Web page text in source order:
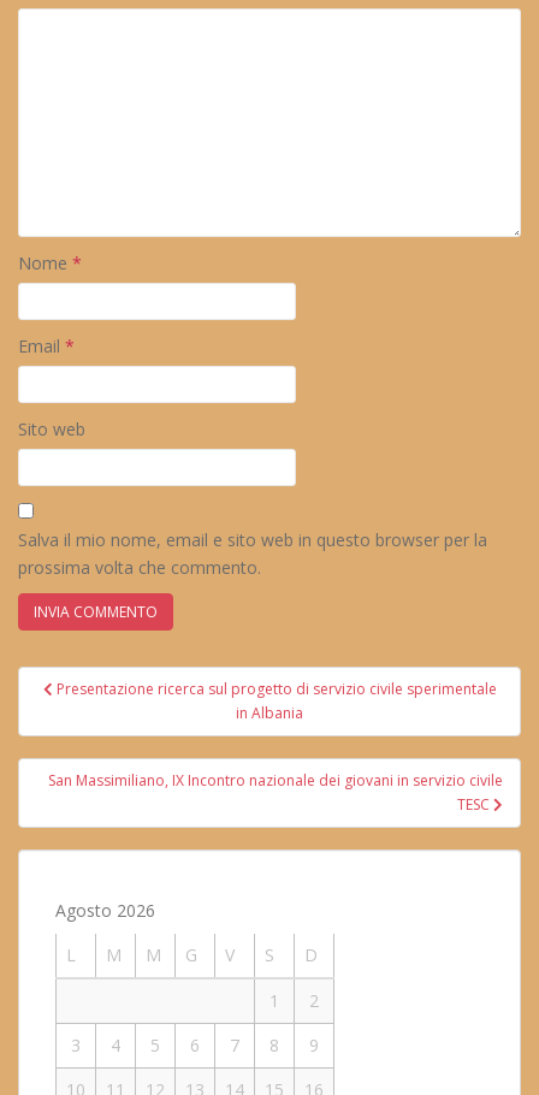
Nome *
Email *
Sito web
Salva il mio nome, email e sito web in questo browser per la
prossima volta che commento.
Navigazione
Presentazione ricerca sul progetto di servizio civile sperimentale
in Albania
San Massimiliano, IX Incontro nazionale dei giovani in servizio civile
TESC
Agosto 2026
L
M M G V S
D
1
2
3
4 5 6 7 8
9
10
11 12 13 14 15 16